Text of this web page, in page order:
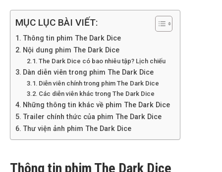
MỤC LỤC BÀI VIẾT:
Thông tin phim The Dark Dice
Nội dung phim The Dark Dice
The Dark Dice có bao nhiêu tập? Lịch chiếu
Dàn diễn viên trong phim The Dark Dice
Diễn viên chính trong phim The Dark Dice
Các diễn viên khác trong The Dark Dice
Những thông tin khác về phim The Dark Dice
Trailer chính thức của phim The Dark Dice
Thư viện ảnh phim The Dark Dice
Thông tin phim The Dark Dice